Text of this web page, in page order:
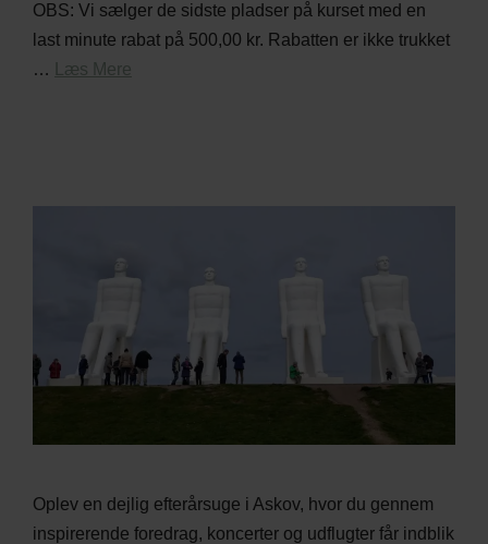
OBS: Vi sælger de sidste pladser på kurset med en
last minute rabat på 500,00 kr. Rabatten er ikke trukket
…
Læs Mere
Oplev en dejlig efterårsuge i Askov, hvor du gennem
inspirerende foredrag, koncerter og udflugter får indblik